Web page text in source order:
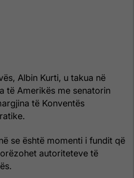
Albin Kurti, u takua në
të Amerikës me senatorin
të Konventës
se është momenti i fundit që
autoriteteve të